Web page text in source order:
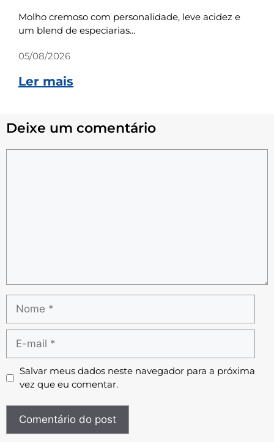
Molho cremoso com personalidade, leve acidez e
um blend de especiarias...
05/08/2026
Ler mais
Deixe um comentário
Salvar meus dados neste navegador para a próxima
vez que eu comentar.